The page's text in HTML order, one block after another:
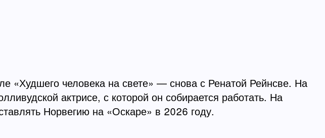
«Худшего человека на свете» — снова с Ренатой Рейнсве. На
актрисе, с которой он собирается работать. На
Норвегию на «Оскаре» в 2026 году.